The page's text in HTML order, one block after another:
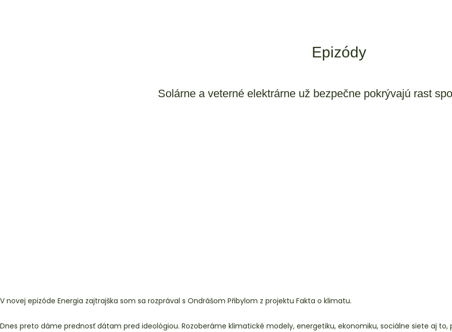
Epizódy
Solárne a veterné elektrárne už bezpečne pokrývajú rast
V novej epizóde Energia zajtrajška som sa rozprával s Ondrášom Přibylom z projektu Fakta o klimatu.
Dnes preto dáme prednosť dátam pred ideológiou. Rozoberáme klimatické modely, energetiku, ekonomiku, sociálne siete aj